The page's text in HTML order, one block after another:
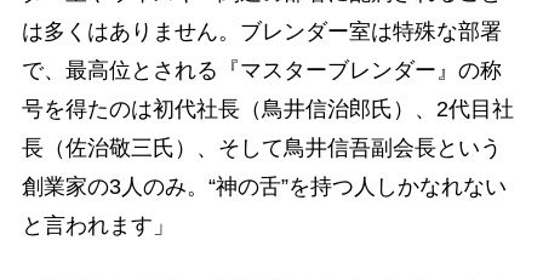
は多くはありません。ブレンダー室は特殊な部署
で、最高位とされる『マスターブレンダー』の称
号を得たのは初代社長（鳥井信治郎氏）、2代目社
長（佐治敬三氏）、そして鳥井信吾副会長という
創業家の3人のみ。“神の舌”を持つ人しかなれない
と言われます」